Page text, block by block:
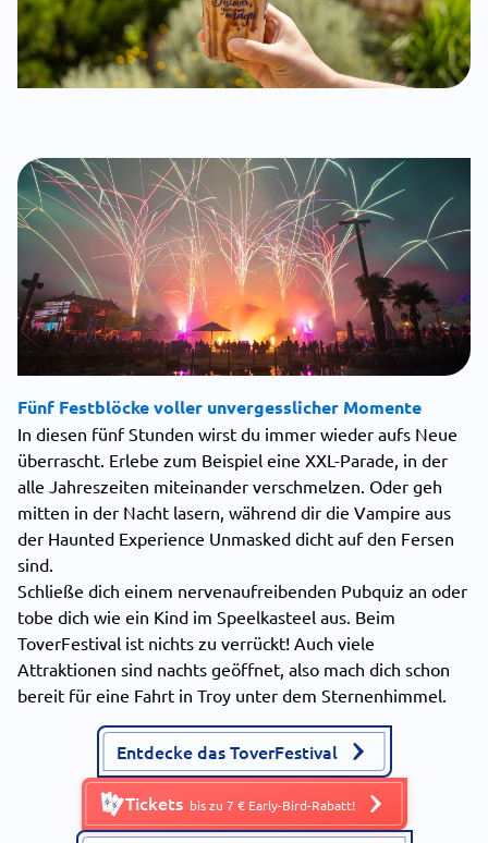
Fünf Festblöcke voller unvergesslicher Momente
In diesen fünf Stunden wirst du immer wieder aufs Neue
überrascht. Erlebe zum Beispiel eine XXL-Parade, in der
alle Jahreszeiten miteinander verschmelzen. Oder geh
mitten in der Nacht lasern, während dir die Vampire aus
der Haunted Experience Unmasked dicht auf den Fersen
sind.
Schließe dich einem nervenaufreibenden Pubquiz an oder
tobe dich wie ein Kind im Speelkasteel aus. Beim
ToverFestival ist nichts zu verrückt! Auch viele
Attraktionen sind nachts geöffnet, also mach dich schon
bereit für eine Fahrt in Troy unter dem Sternenhimmel.
Entdecke das ToverFestival
Tickets bis zu 7 € Early-Bird-Rabatt!